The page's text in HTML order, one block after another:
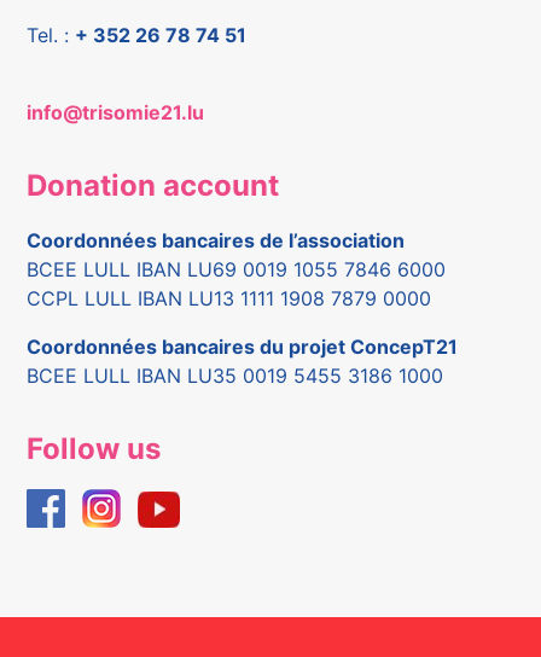
Tel. : + 352 26 78 74 51
info@trisomie21.lu
Donation account
Coordonnées bancaires de l’association
BCEE LULL IBAN LU69 0019 1055 7846 6000
CCPL LULL IBAN LU13 1111 1908 7879 0000
Coordonnées bancaires du projet ConcepT21
BCEE LULL IBAN LU35 0019 5455 3186 1000
Follow us